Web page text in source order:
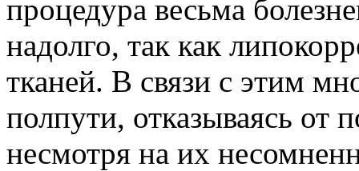
процедура весьма
надолго, так как
тканей. В связи с этим
полпути, отказываясь от
несмотря на их